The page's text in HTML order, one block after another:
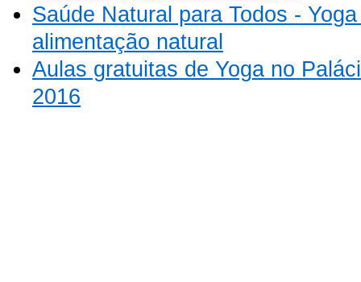
Saúde Natural para Todos -
alimentação natural
Aulas gratuitas de Yoga no
2016